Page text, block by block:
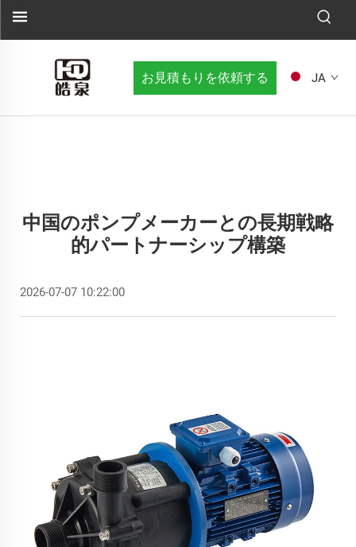
お見積もりを依頼する JA
中国のポンプメーカーとの長期戦略
的パートナーシップ構築
2026-07-07 10:22:00